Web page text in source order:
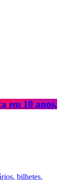
em 10 anos,